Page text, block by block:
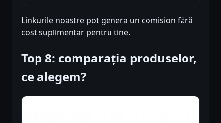
Linkurile noastre pot genera un comision fără
cost suplimentar pentru tine.
Top 8: comparația produselor,
ce alegem?